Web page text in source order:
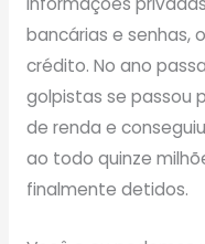
bancárias e senhas,
crédito. No ano
golpistas se passou
de renda e
ao todo quinze
finalmente detidos.